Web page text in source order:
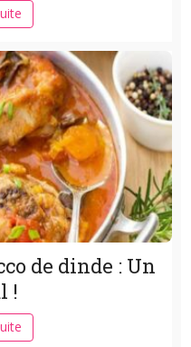
de dinde : Un
!